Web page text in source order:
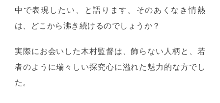
中で表現したい、と語ります。そのあくなき情熱
は、どこから沸き続けるのでしょうか？
実際にお会いした木村監督は、飾らない人柄と、若
者のように瑞々しい探究心に溢れた魅力的な方でし
た。